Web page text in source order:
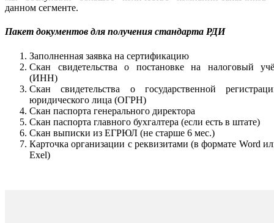
данном сегменте.
Пакет документов для получения стандарта РДИ
Заполненная заявка на сертификацию
Скан свидетельства о постановке на налоговый
(ИНН)
Скан свидетельства о государственной
юридического лица (ОГРН)
Скан паспорта генерального директора
Скан паспорта главного бухгалтера (если есть в штате)
Скан выписки из ЕГРЮЛ (не старше 6 мес.)
Карточка организации с реквизитами (в формате Word
Exel)